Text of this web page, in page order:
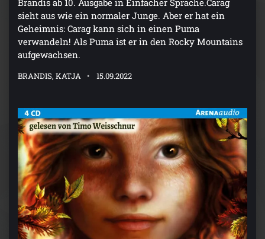
sieht aus wie ein normaler Junge. Aber er hat ein
Geheimnis: Carag kann sich in einen Puma
verwandeln! Als Puma ist er in den Rocky Mountains
aufgewachsen.
BRANDIS, KATJA 15.09.2022